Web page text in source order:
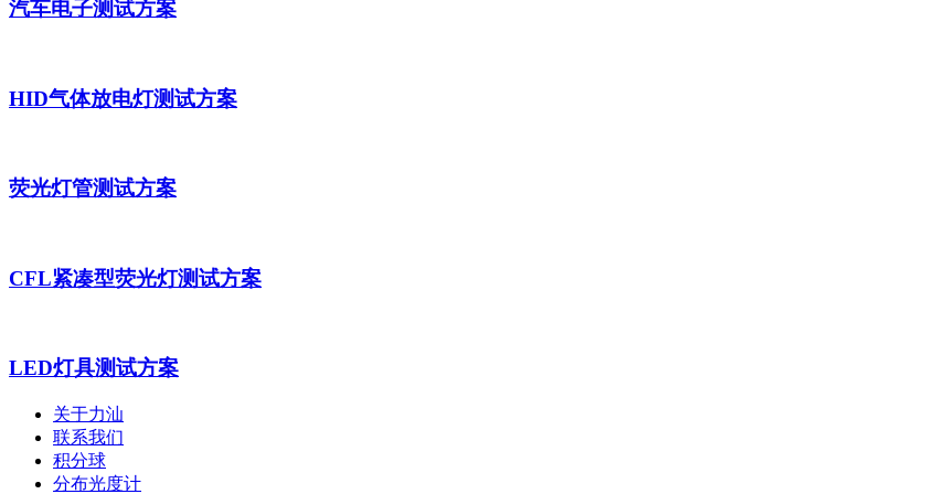
汽车电子测试方案
HID气体放电灯测试方案
荧光灯管测试方案
CFL紧凑型荧光灯测试方案
LED灯具测试方案
关于力汕
联系我们
积分球
分布光度计